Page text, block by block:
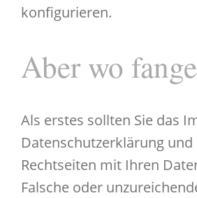
konfigurieren.
Aber wo
Als erstes sollten Sie das
Datenschutzerklärung und
Rechtseiten mit Ihren
Falsche oder